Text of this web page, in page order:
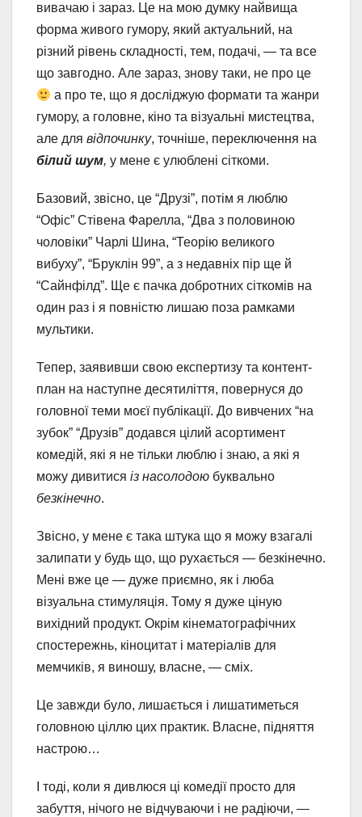
вивачаю і зараз. Це на мою думку найвища
форма живого гумору, який актуальний, на
різний рівень складності, тем, подачі, — та все
що завгодно. Але зараз, знову таки, не про це
а про те, що я досліджую формати та жанри
гумору, а головне, кіно та візуальні мистецтва,
але для відпочинку, точніше, переключення на
білий шум, у мене є улюблені сіткоми.
Базовий, звісно, це “Друзі”, потім я люблю
“Офіс” Стівена Фарелла, “Два з половиною
чоловіки” Чарлі Шина, “Теорію великого
вибуху”, “Бруклін 99”, а з недавніх пір ще й
“Сайнфілд”. Ще є пачка добротних сіткомів на
один раз і я повністю лишаю поза рамками
мультики.
Тепер, заявивши свою експертизу та контент-
план на наступне десятиліття, повернуся до
головної теми моєї публікації. До вивчених “на
зубок” “Друзів” додався цілий асортимент
комедій, які я не тільки люблю і знаю, а які я
можу дивитися із насолодою буквально
безкінечно.
Звісно, у мене є така штука що я можу взагалі
залипати у будь що, що рухається — безкінечно.
Мені вже це — дуже приємно, як і люба
візуальна стимуляція. Тому я дуже ціную
вихідний продукт. Окрім кінематографічних
спостережнь, кіноцитат і матеріалів для
мемчиків, я виношу, власне, — сміх.
Це завжди було, лишається і лишатиметься
головною ціллю цих практик. Власне, підняття
настрою…
І тоді, коли я дивлюся ці комедії просто для
забуття, нічого не відчуваючи і не радіючи, —